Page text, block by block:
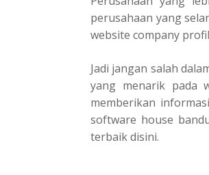
perusahaan yang
website company
Jadi jangan salah
yang menarik pada
memberikan
software house
terbaik disini.